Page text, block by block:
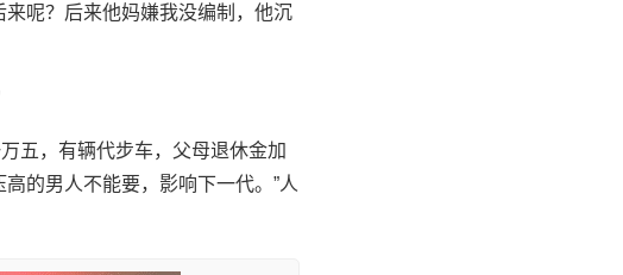
呢？后来他妈嫌我没编制，他沉
五，有辆代步车，父母退休金加
的男人不能要，影响下一代。”人